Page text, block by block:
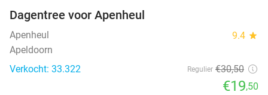
Dagentree voor Apenheul
Apenheul 9.4 star
Apeldoorn
Verkocht: 33.322
Regulier €30,50
€19,50